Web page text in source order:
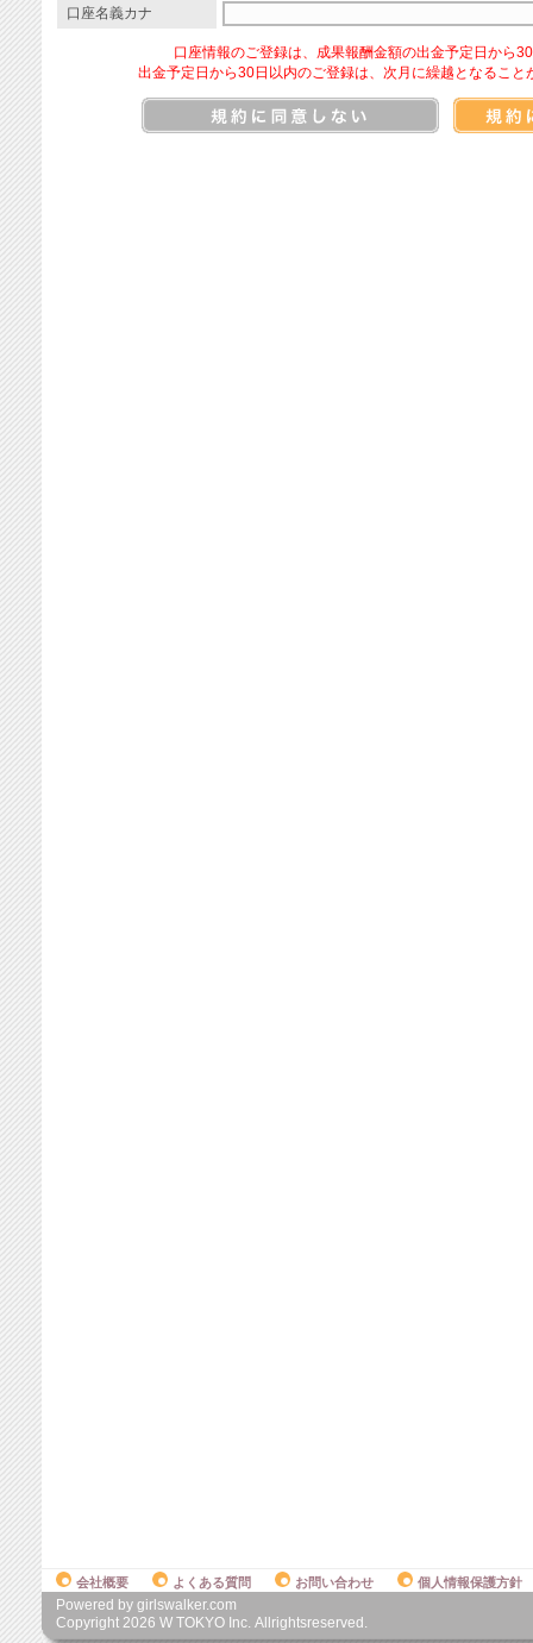
口座名義カナ
口座情報のご登録は、成果報酬金額の出金予定日から
出金予定日から30日以内のご登録は、次月に繰越となるこ
会社概要 よくある質問 お問い合わせ 個人情報保護方針
Powered by girlswalker.com
Copyright 2026 W TOKYO Inc. Allrightsreserved.